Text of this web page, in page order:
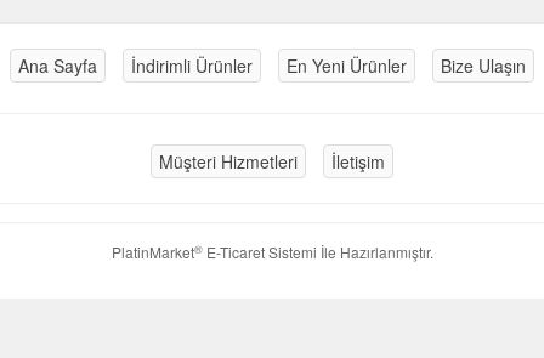
Ana Sayfa İndirimli Ürünler En Yeni Ürünler Bize Ulaşın
Müşteri Hizmetleri İletişim
PlatinMarket®E-Ticaret Sistemi İle Hazırlanmıştır.